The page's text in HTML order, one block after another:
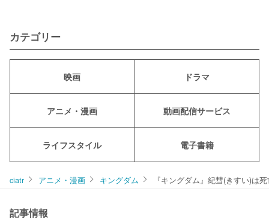
カテゴリー
映画 ドラマ
アニメ・漫画 動画配信サービス
ライフスタイル 電子書籍
ciatr アニメ・漫画 キングダム 『キングダム』紀彗(きすい)は
記事情報